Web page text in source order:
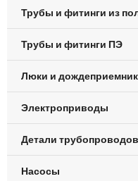
Трубы и фитинги из
Трубы и фитинги ПЭ
Люки и
Электроприводы
Детали
Насосы